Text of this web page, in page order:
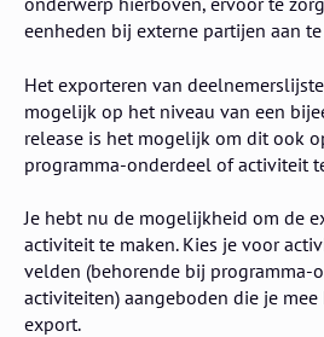
eenheden bij externe partijen aan
Het exporteren van
mogelijk op het niveau van een
release is het mogelijk om dit ook
programma-onderdeel of activiteit
Je hebt nu de mogelijkheid om de
activiteit te maken. Kies je voor
velden (behorende bij programma-
activiteiten) aangeboden die je
export.